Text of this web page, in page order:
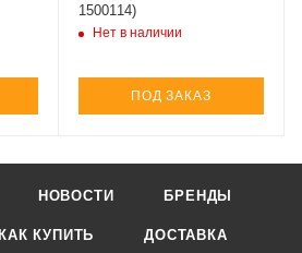
1500114)
Нет в наличии
ПОД ЗАКАЗ
НОВОСТИ БРЕНДЫ
КАК КУПИТЬ ДОСТАВКА